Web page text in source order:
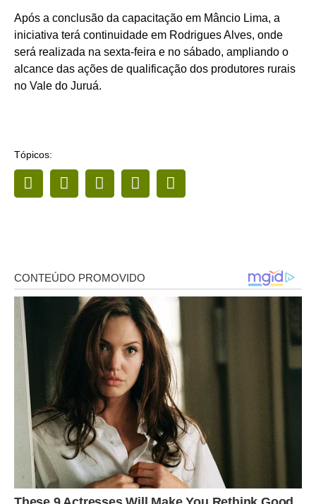
Após a conclusão da capacitação em Mâncio Lima, a
iniciativa terá continuidade em Rodrigues Alves, onde
será realizada na sexta-feira e no sábado, ampliando o
alcance das ações de qualificação dos produtores rurais
no Vale do Juruá.
Tópicos: